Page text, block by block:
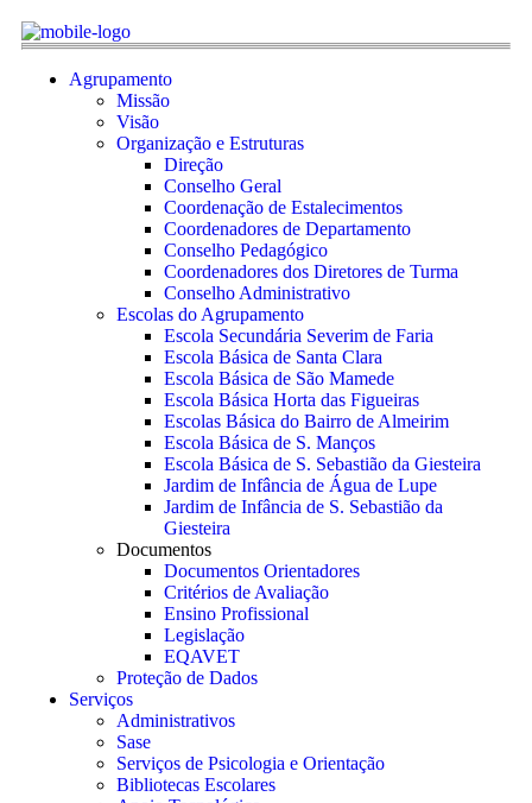
Agrupamento
Missão
Visão
Organização e Estruturas
Direção
Conselho Geral
Coordenação de Estalecimentos
Coordenadores de Departamento
Conselho Pedagógico
Coordenadores dos Diretores de Turma
Conselho Administrativo
Escolas do Agrupamento
Escola Secundária Severim de Faria
Escola Básica de Santa Clara
Escola Básica de São Mamede
Escola Básica Horta das Figueiras
Escolas Básica do Bairro de Almeirim
Escola Básica de S. Manços
Escola Básica de S. Sebastião da Giesteira
Jardim de Infância de Água de Lupe
Jardim de Infância de S. Sebastião da
Giesteira
Documentos
Documentos Orientadores
Critérios de Avaliação
Ensino Profissional
Legislação
EQAVET
Proteção de Dados
Serviços
Administrativos
Sase
Serviços de Psicologia e Orientação
Bibliotecas Escolares